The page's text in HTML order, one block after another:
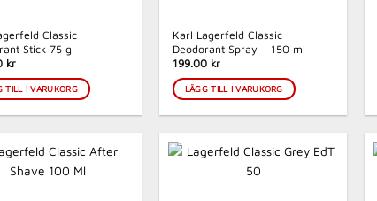
Classic
Stick 75 g
kr
TILL I VARUKORG
Karl Lagerfeld Classic
Deodorant Spray – 150 ml
199.00 kr
LÄGG TILL I VARUKORG